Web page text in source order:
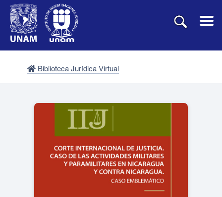
Biblioteca Jurídica Virtual